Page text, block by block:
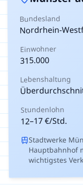
Bundesland
Nordrhein-
Einwohner
315.000
Lebenshaltung
Stundenlohn
12–17€/Std.
Stadtwerke
Hauptbahnhof
wichtigstes